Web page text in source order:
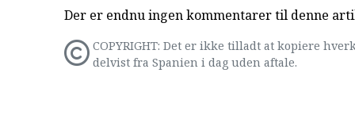
Der er endnu ingen kommentarer til denne
COPYRIGHT: Det er ikke tilladt at kopiere
delvist fra Spanien i dag uden aftale.